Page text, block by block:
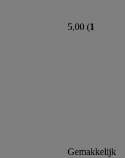
5,00 (1
Gemakkelijk